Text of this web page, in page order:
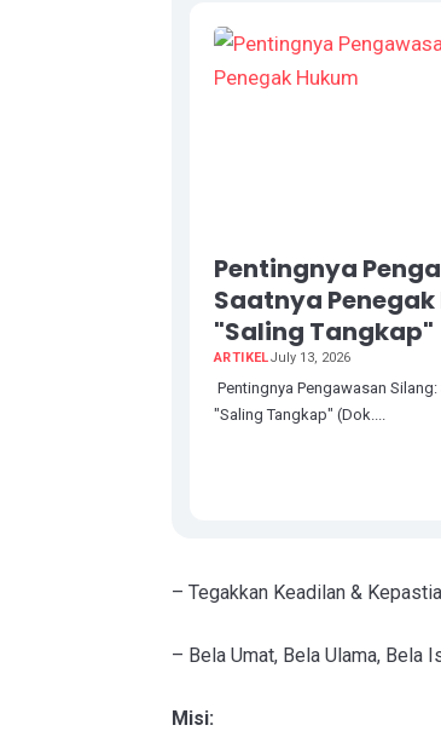
Pentingnya
Saatnya Penegak
"Saling Tangkap"
ARTIKELJuly 13, 2026
Pentingnya Pengawasan
"Saling Tangkap" (Dok....
– Tegakkan Keadilan &
– Bela Umat, Bela Ulama, Bela
Misi: